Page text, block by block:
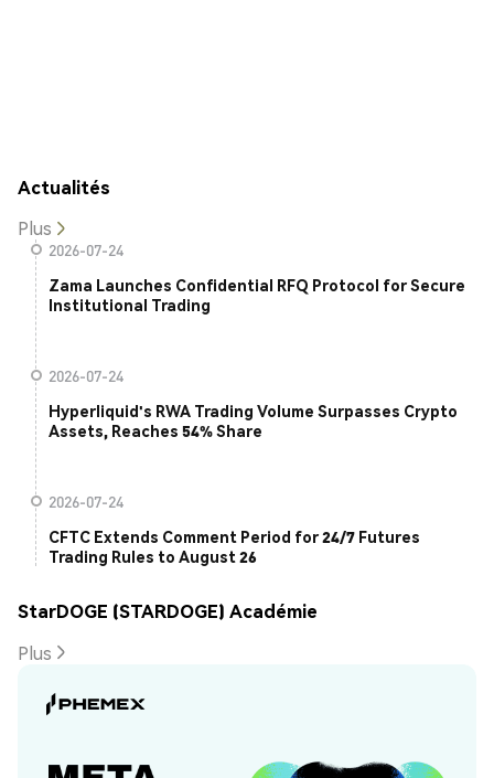
Actualités
Plus
2026-07-24
Zama Launches Confidential RFQ Protocol for Secure
Institutional Trading
2026-07-24
Hyperliquid's RWA Trading Volume Surpasses Crypto
Assets, Reaches 54% Share
2026-07-24
CFTC Extends Comment Period for 24/7 Futures
Trading Rules to August 26
StarDOGE (STARDOGE) Académie
Plus